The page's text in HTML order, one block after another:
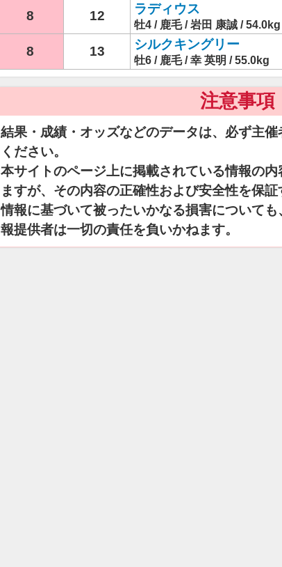
8 12 ラディウス
牡4 / 鹿毛 / 岩田 康誠 / 54.0kg
8 13 シルクキングリー
牡6 / 鹿毛 / 幸 英明 / 55.0kg
注意事項
結果・成績・オッズなどのデータは、必ず主
ください。
本サイトのページ上に掲載されている情報の
ますが、その内容の正確性および安全性を保
情報に基づいて被ったいかなる損害について
報提供者は一切の責任を負いかねます。